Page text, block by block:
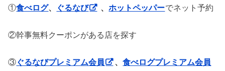
①食べログ、 ぐるなび ホットペッパーでネット予約
②幹事無料クーポンがある店を探す
③ぐるなびプレミアム会員 、食べログプレミアム会員